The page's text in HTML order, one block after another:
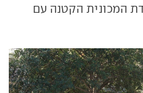
המכונית הקטנה עם